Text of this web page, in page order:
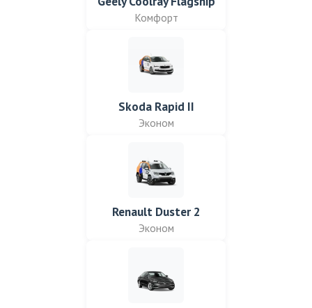
Комфорт
Skoda Rapid II
Эконом
Renault Duster 2
Эконом